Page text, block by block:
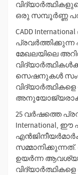
ഒരു സമ്പൂർണ്ണ
CADD
പ്രവർത്തിക്കുന്ന
മേഖലയിലെ
സെഷനുകൾ
25 വർഷത്തെ
International,
ഉയർന്ന